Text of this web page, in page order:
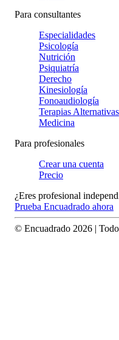
Para consultantes
Especialidades
Psicología
Nutrición
Psiquiatría
Derecho
Kinesiología
Fonoaudiología
Terapias Alternativas
Medicina
Para profesionales
Crear una cuenta
Precio
¿Eres profesional
Prueba Encuadrado ahora
© Encuadrado 2026 |